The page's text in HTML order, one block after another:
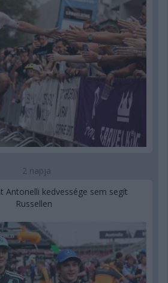
2 napja
Antonelli kedvessége sem segít
Russellen